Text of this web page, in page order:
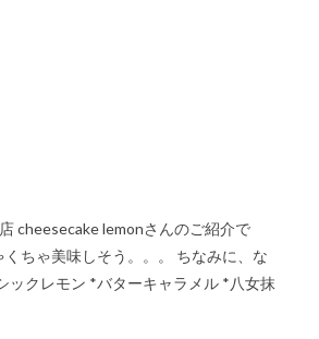
cheesecake lemonさんのご紹介で
ちゃ美味しそう。。。 ちなみに、な
クレモン *バターキャラメル *八女抹